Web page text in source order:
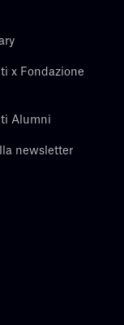
x Fondazione
Alumni
newsletter